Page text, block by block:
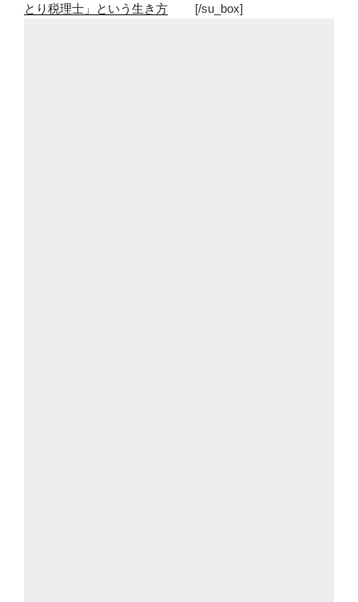
とり税理士」という生き方 [/su_box]